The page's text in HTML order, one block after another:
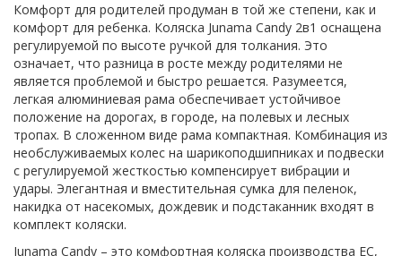
Комфорт для родителей продуман в той же степени, как и
комфорт для ребенка. Коляска Junama Candy 2в1 оснащена
регулируемой по высоте ручкой для толкания. Это
означает, что разница в росте между родителями не
является проблемой и быстро решается. Разумеется,
легкая алюминиевая рама обеспечивает устойчивое
положение на дорогах, в городе, на полевых и лесных
тропах. В сложенном виде рама компактная. Комбинация из
необслуживаемых колес на шарикоподшипниках и подвески
с регулируемой жесткостью компенсирует вибрации и
удары. Элегантная и вместительная сумка для пеленок,
накидка от насекомых, дождевик и подстаканник входят в
комплект коляски.
Junama Candy – это комфортная коляска производства ЕС,